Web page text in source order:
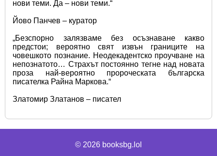
нови теми. Да – нови теми.“
Йово Панчев – куратор
„Безспорно залязваме без осъзнаване какво
предстои; вероятно свят извън границите на
човешкото познание. Неодекадентско проучване на
непознатото… Страхът постоянно тегне над новата
проза най-вероятно пророческата българска
писателка Райна Маркова.“
Златомир Златанов – писател
© 2026 booksbg.lol